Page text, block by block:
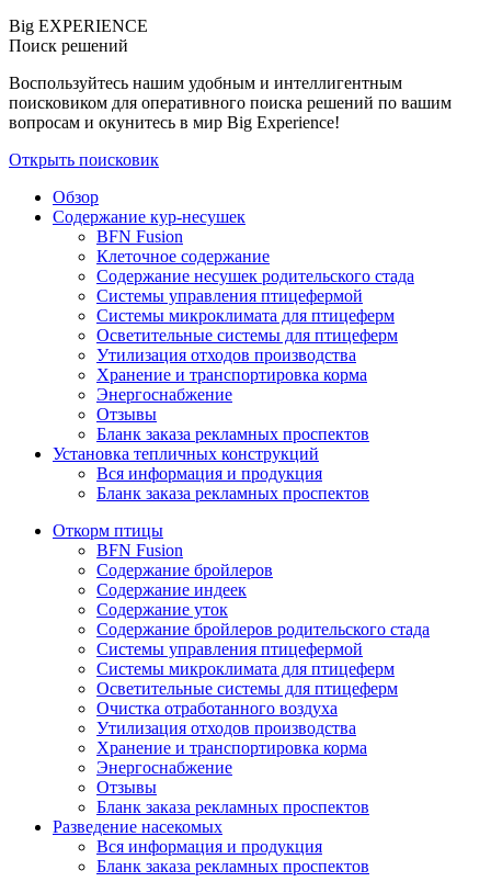
Big EXPERIENCE
Поиск решений
Воспользуйтесь нашим удобным и интеллигентным
поисковиком для оперативного поиска решений по вашим
вопросам и окунитесь в мир Big Experience!
Открыть поисковик
Обзор
Содержание кур-несушек
BFN Fusion
Клеточное содержание
Содержание несушек родительского стада
Системы управления птицефермой
Системы микроклимата для птицеферм
Осветительные системы для птицеферм
Утилизация отходов производства
Хранение и транспортировка корма
Энергоснабжение
Отзывы
Бланк заказа рекламных проспектов
Установка тепличных конструкций
Вся информация и продукция
Бланк заказа рекламных проспектов
Откорм птицы
BFN Fusion
Содержание бройлеров
Содержание индеек
Содержание уток
Содержание бройлеров родительского стада
Системы управления птицефермой
Системы микроклимата для птицеферм
Осветительные системы для птицеферм
Очистка отработанного воздуха
Утилизация отходов производства
Хранение и транспортировка корма
Энергоснабжение
Отзывы
Бланк заказа рекламных проспектов
Разведение насекомых
Вся информация и продукция
Бланк заказа рекламных проспектов